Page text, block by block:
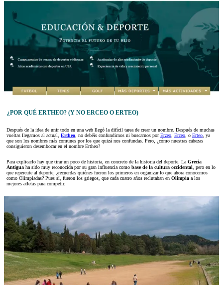
¿POR QUÉ ERTHEO? (Y NO ERCEO O ERTEO)
Después de la idea de unir todo en una web llegó la difícil tarea de crear un nombre. Después de muchas
vueltas llegamos al actual, Ertheo , no debéis confundirnos ni buscarnos porErzeo Erceo , o Erteo , ya
que son los nombres más comunes por los que quizá nos confundas. Pero, ¿cómo nuestras cabezas
consiguieron desembocar en el nombre Ertheo?
Para explicarlo hay que tirar un poco de historia, en concreto de la historia del deporte. La Grecia
Antigua ha sido muy reconocida por su gran influencia como base de la cultura occidental , pero en lo
que repercute al deporte, ¿recuerdas quiénes fueron los primeros en organizar lo que ahora conocemos
como Olimpiadas? Pues sí, fueron los griegos, que cada cuatro años reclutaban en Olimpia a los
mejores atletas para competir.